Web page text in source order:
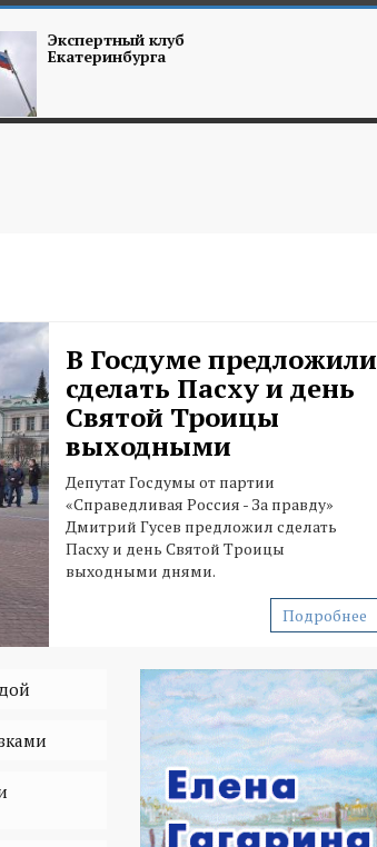
Экспертный клуб
Екатеринбурга
В Госдуме предложили
сделать Пасху и день
Святой Троицы
выходными
Депутат Госдумы от партии
«Справедливая Россия - За правду»
Дмитрий Гусев предложил сделать
Пасху и день Святой Троицы
выходными днями.
Подробнее